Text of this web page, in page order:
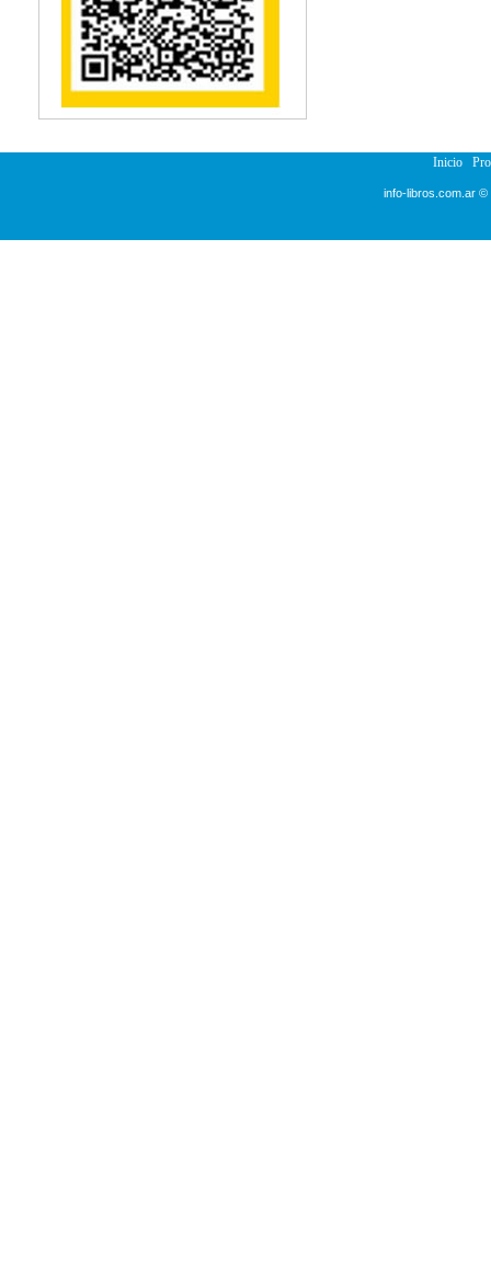
Reumatología
Salud Pública
Semiología
Terapia Ocupacional
Urología
Inicio
info-libros.com.ar